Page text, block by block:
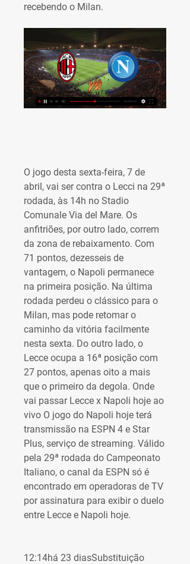
recebendo o Milan.
O jogo desta sexta-feira, 7 de
abril, vai ser contra o Lecci na 29ª
rodada, às 14h no Stadio
Comunale Via del Mare. Os
anfitriões, por outro lado, correm
da zona de rebaixamento. Com
71 pontos, dezesseis de
vantagem, o Napoli permanece
na primeira posição. Na última
rodada perdeu o clássico para o
Milan, mas pode retomar o
caminho da vitória facilmente
nesta sexta. Do outro lado, o
Lecce ocupa a 16ª posição com
27 pontos, apenas oito a mais
que o primeiro da degola. Onde
vai passar Lecce x Napoli hoje ao
vivo O jogo do Napoli hoje terá
transmissão na ESPN 4 e Star
Plus, serviço de streaming. Válido
pela 29ª rodada do Campeonato
Italiano, o canal da ESPN só é
encontrado em operadoras de TV
por assinatura para exibir o duelo
entre Lecce e Napoli hoje.
12:14há 23 diasSubstituição